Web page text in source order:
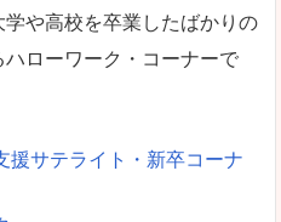
や高校を卒業したばかりの
ローワーク・コーナーで
援サテライト・新卒コーナ